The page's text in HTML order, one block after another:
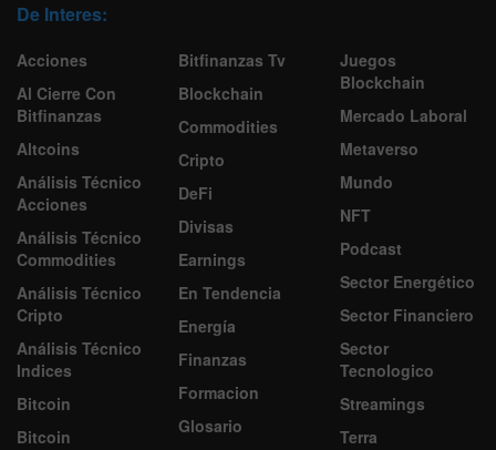
De Interes:
Acciones
Al Cierre Con
Bitfinanzas
Altcoins
Análisis Técnico
Acciones
Análisis Técnico
Commodities
Análisis Técnico
Cripto
Análisis Técnico
Indices
Bitcoin
Bitcoin
Bitfinanzas Tv
Blockchain
Commodities
Cripto
DeFi
Divisas
Earnings
En Tendencia
Energía
Finanzas
Formacion
Glosario
Juegos
Blockchain
Mercado Laboral
Metaverso
Mundo
NFT
Podcast
Sector Energético
Sector Financiero
Sector
Tecnologico
Streamings
Terra